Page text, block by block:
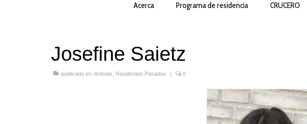
Acerca Programa de residencia CRUCERO
Josefine Saietz
publicado en: Artistas Residentes Pasados 0